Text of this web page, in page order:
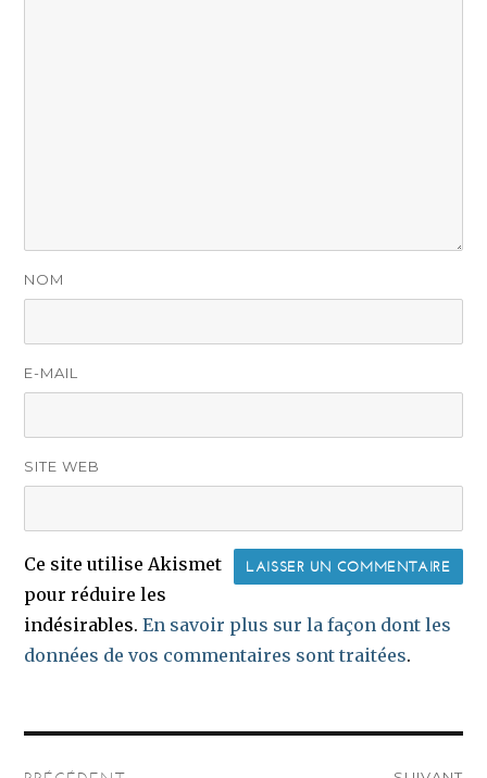
NOM
E-MAIL
SITE WEB
Ce site utilise Akismet
pour réduire les
indésirables.En savoir plus sur la façon dont les
données de vos commentaires sont traitées.